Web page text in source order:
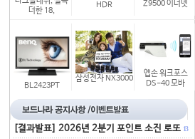
더한 18,
HDR
Z9500 이더넷
BL2423PT
삼성전자 NX3000
엡손 워크포스
DS-40 모바
[결과발표] 2026년 2분기 포인트 소진 로또 13